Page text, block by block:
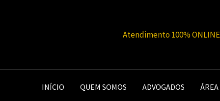
Atendimento 100%
INÍCIO QUEM SOMOS ADVOGADOS